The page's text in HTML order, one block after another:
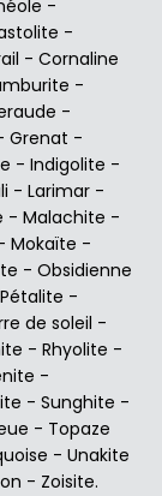
-
-
- Cornaline
-
-
Grenat -
- Indigolite -
- Larimar -
- Malachite -
Mokaïte -
- Obsidienne
Pétalite -
de soleil -
- Rhyolite -
-
- Sunghite -
- Topaze
- Unakite
- Zoisite.